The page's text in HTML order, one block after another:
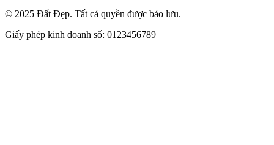
© 2025 Đất Đẹp. Tất cả quyền được bảo lưu.
Giấy phép kinh doanh số: 0123456789